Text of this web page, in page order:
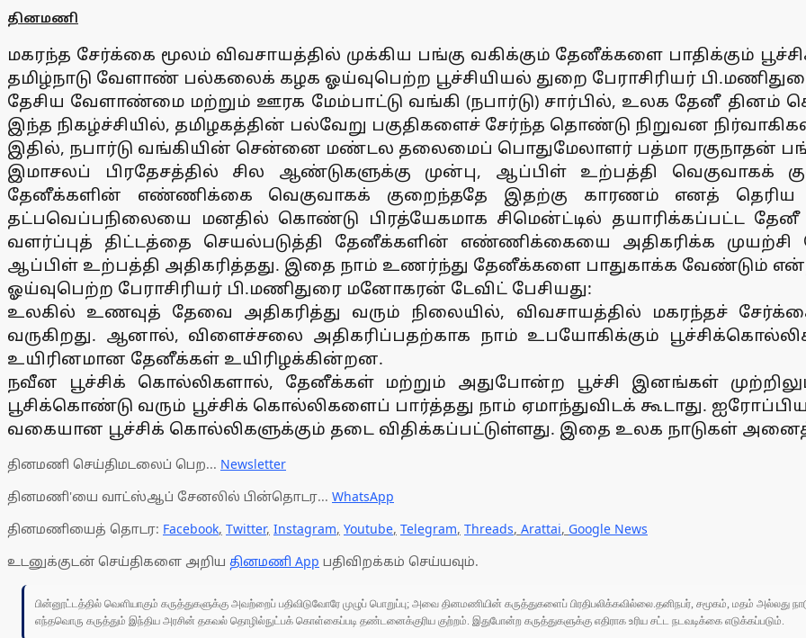
தினமணி
மகரந்த சேர்க்கை மூலம் விவசாயத்தில் முக்கிய பங்கு வகிக்கும் தேனீக்களை பாதிக்கும்
தமிழ்நாடு வேளாண் பல்கலைக் கழக ஓய்வுபெற்ற பூச்சியியல் துறை பேராசிரியர்
தேசிய வேளாண்மை மற்றும் ஊரக மேம்பாட்டு வங்கி (நபார்டு) சார்பில், உலக தேனீ
இந்த நிகழ்ச்சியில், தமிழகத்தின் பல்வேறு பகுதிகளைச் சேர்ந்த தொண்டு நிறுவன
இதில், நபார்டு வங்கியின் சென்னை மண்டல தலைமைப் பொதுமேலாளர் பத்மா ரகுநாதன்
இமாசலப் பிரதேசத்தில் சில ஆண்டுகளுக்கு முன்பு, ஆப்பிள் உற்பத்தி வெகுவாகக்
தேனீக்களின் எண்ணிக்கை வெகுவாகக் குறைந்ததே இதற்கு காரணம் எனத் தெரிய
தட்பவெப்பநிலையை மனதில் கொண்டு பிரத்யேகமாக சிமென்ட்டில் தயாரிக்கப்பட்ட
வளர்ப்புத் திட்டத்தை செயல்படுத்தி தேனீக்களின் எண்ணிக்கையை அதிகரிக்க
ஆப்பிள் உற்பத்தி அதிகரித்தது. இதை நாம் உணர்ந்து தேனீக்களை பாதுகாக்க வேண்டும்
ஓய்வுபெற்ற பேராசிரியர் பி.மணிதுரை மனோகரன் டேவிட் பேசியது:
உலகில் உணவுத் தேவை அதிகரித்து வரும் நிலையில், விவசாயத்தில் மகரந்தச்
வருகிறது. ஆனால், விளைச்சலை அதிகரிப்பதற்காக நாம் உபயோகிக்கும்
உயிரினமான தேனீக்கள் உயிரிழக்கின்றன.
நவீன பூச்சிக் கொல்லிகளால், தேனீக்கள் மற்றும் அதுபோன்ற பூச்சி இனங்கள்
பூசிக்கொண்டு வரும் பூச்சிக் கொல்லிகளைப் பார்த்தது நாம் ஏமாந்துவிடக் கூடாது.
வகையான பூச்சிக் கொல்லிகளுக்கும் தடை விதிக்கப்பட்டுள்ளது. இதை உலக நாடுகள்
தினமணி செய்திமடலைப் பெற... Newsletter
தினமணி'யை வாட்ஸ்ஆப் சேனலில் பின்தொடர... WhatsApp
தினமணியைத் தொடர: Facebook, Twitter, Instagram, Youtube, Telegram, Threads, Arattai, Google News
உடனுக்குடன் செய்திகளை அறிய தினமணி App பதிவிறக்கம் செய்யவும்.
பின்னூட்டத்தில் வெளியாகும் கருத்துகளுக்கு அவற்றைப் பதிவிடுவோரே முழுப் பொறுப்பு; அவை தினமணியின் கருத்துகளைப் பிரதிபலிக்கவில்லை.தனிநபர், சமூகம், மதம் அல்லது
எந்தவொரு கருத்தும் இந்திய அரசின் தகவல் தொழில்நுட்பக் கொள்கைப்படி தண்டனைக்குரிய குற்றம். இதுபோன்ற கருத்துகளுக்கு எதிராக உரிய சட்ட நடவடிக்கை எடுக்கப்படும்.